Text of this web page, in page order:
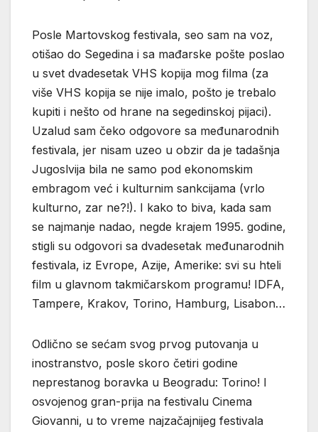
Posle Martovskog festivala, seo sam na voz,
otišao do Segedina i sa mađarske pošte poslao
u svet dvadesetak VHS kopija mog filma (za
više VHS kopija se nije imalo, pošto je trebalo
kupiti i nešto od hrane na segedinskoj pijaci).
Uzalud sam čeko odgovore sa međunarodnih
festivala, jer nisam uzeo u obzir da je tadašnja
Jugoslvija bila ne samo pod ekonomskim
embragom već i kulturnim sankcijama (vrlo
kulturno, zar ne?!). I kako to biva, kada sam
se najmanje nadao, negde krajem 1995. godine,
stigli su odgovori sa dvadesetak međunarodnih
festivala, iz Evrope, Azije, Amerike: svi su hteli
film u glavnom takmičarskom programu! IDFA,
Tampere, Krakov, Torino, Hamburg, Lisabon…
Odlično se sećam svog prvog putovanja u
inostranstvo, posle skoro četiri godine
neprestanog boravka u Beogradu: Torino! I
osvojenog gran-prija na festivalu Cinema
Giovanni, u to vreme najzačajnijeg festivala